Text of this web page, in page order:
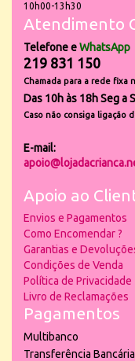
10h00-13h30
Atendimento
Telefone eWhatsApp
219 831 150
Chamada para a rede fixa
Das 10h às 18h Seg a
Caso não consiga ligação
E-mail:
Apoio ao
Envios e Pagamentos
Como Encomendar ?
Garantias e
Condições de Venda
Política de Privacidade
Livro de Reclamações
Pagamentos
Multibanco
Transferência Bancária